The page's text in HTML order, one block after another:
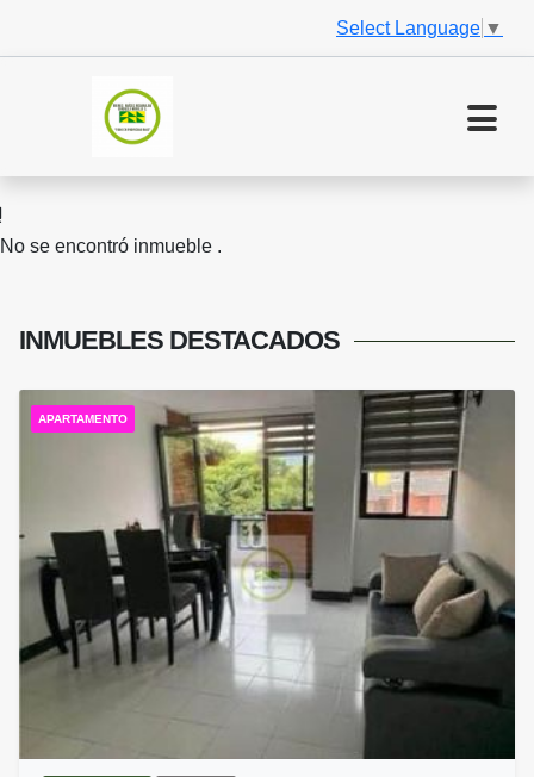
Select Language ▼
No se encontró inmueble .
INMUEBLES DESTACADOS
APARTAMENTO